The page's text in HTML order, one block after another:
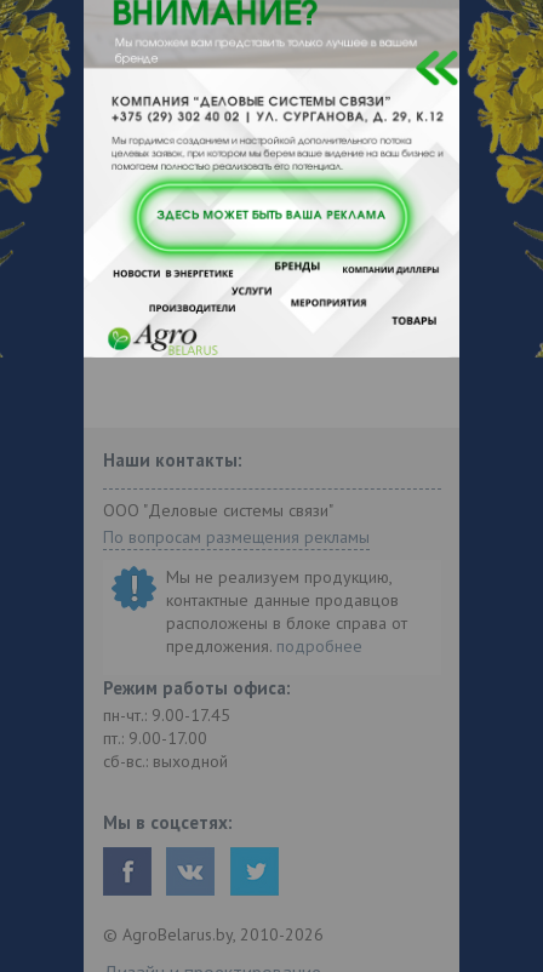
Отзывы Еще
Отзывы
Чтобы оставить комментарий или
выставить рейтинг, нужно
Зарегистрироваться
Наши контакты:
ООО "Деловые системы связи"
По вопросам размещения рекламы
Мы не реализуем продукцию,
контактные данные продавцов
расположены в блоке справа от
предложения. подробнее
Режим работы офиса:
пн-чт.: 9.00-17.45
пт.: 9.00-17.00
сб-вс.: выходной
Мы в соцсетях:
© AgroBelarus.by, 2010-2026